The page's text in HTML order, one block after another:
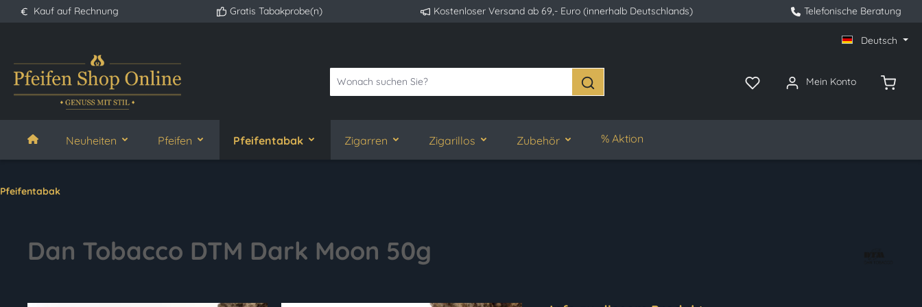
Zur Hauptnavigation springen
Kauf auf Rechnung Gratis Tabakprobe(n) Kostenloser Versand ab 69,- Euro (innerhalb Deutschlands) Telefonische Beratung
Deutsch
Mein Konto
Neuheiten Pfeifen Pfeifentabak Zigarren Zigarillos Zubehör % Aktion
Pfeifentabak
Dan Tobacco DTM Dark Moon 50g